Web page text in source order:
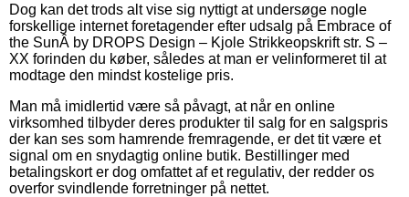
Dog kan det trods alt vise sig nyttigt at undersøge nogle
forskellige internet foretagender efter udsalg på Embrace of
the SunÂ by DROPS Design – Kjole Strikkeopskrift str. S –
XX forinden du køber, således at man er velinformeret til at
modtage den mindst kostelige pris.
Man må imidlertid være så påvagt, at når en online
virksomhed tilbyder deres produkter til salg for en salgspris
der kan ses som hamrende fremragende, er det tit være et
signal om en snydagtig online butik. Bestillinger med
betalingskort er dog omfattet af et regulativ, der redder os
overfor svindlende forretninger på nettet.